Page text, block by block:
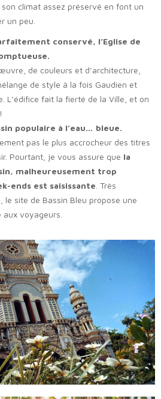
climat assez préservé en font un
un peu.
conservé, l’Eglise de
de couleurs et d’architecture,
de style à la fois Gaudien et
L’édifice fait la fierté de la Ville, et on
populaire à l’eau… bleue.
pas le plus accrocheur des titres
Pourtant, je vous assure que la
malheureusement trop
ends est saisissante . Très
le site de Bassin Bleu propose une
voyageurs.